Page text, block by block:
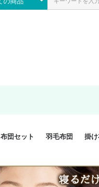
布団セット
羽毛布団セット
小さい布団セット
大きい布団セット
掛け布団セット
敷布団セット
羽毛布団
プレミアムゴー
ロイヤルゴール
エクセルゴール
ニューゴールド
マザーダックダ
マザーグースダ
スーパーロング
洗える羽毛布団
肌掛け布団
掛け
防
洗
小
大
肌